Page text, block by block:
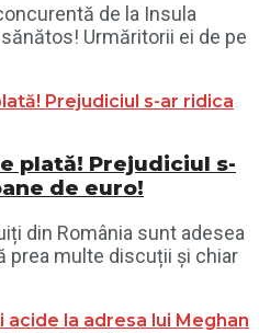
de la Insula
Urmăritorii ei de pe
plată! Prejudiciul s-
de euro!
din România sunt adesea
prea multe discuții și chiar